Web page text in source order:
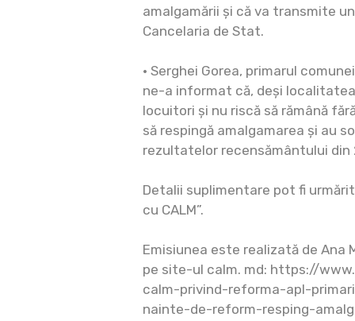
amalgamării și că va transmite
Cancelaria de Stat.
• Serghei Gorea, primarul
ne-a informat că, deși
locuitori și nu riscă să rămână
să respingă amalgamarea și au
rezultatelor recensământului din
Detalii suplimentare pot fi
cu CALM”.
Emisiunea este realizată de Ana
pe site-ul calm. md: https://
calm-privind-reforma-apl-
nainte-de-reform-resping-